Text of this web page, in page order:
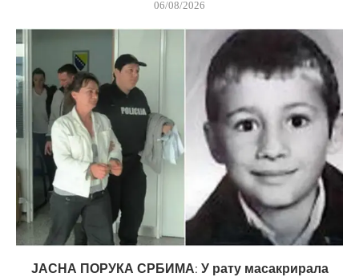
06/08/2026
ЈАСНА ПОРУКА СРБИМА: У рату масакрирала